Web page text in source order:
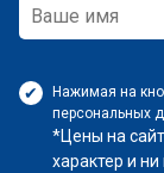
Нажимая на
персональных
*Цены на
характер и